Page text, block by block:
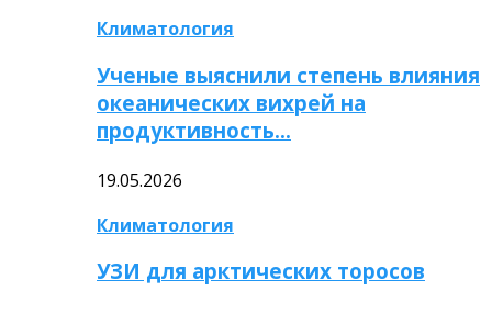
Климатология
Ученые выяснили степень влияния
океанических вихрей на
продуктивность…
19.05.2026
Климатология
УЗИ для арктических торосов